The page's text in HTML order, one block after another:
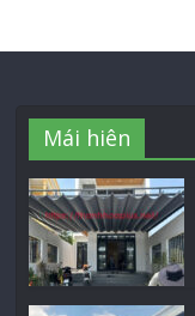
Mái hiên